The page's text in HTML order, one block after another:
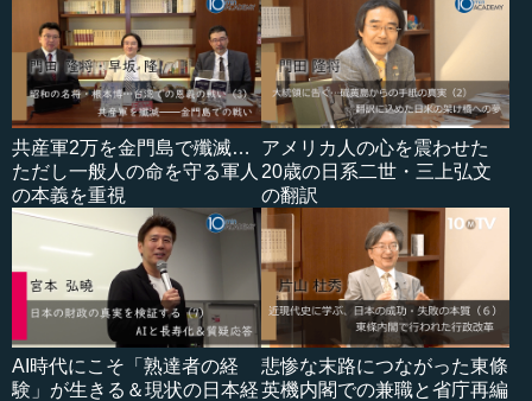
共産軍2万を金門島で殲滅…
ただし一般人の命を守る軍人
の本義を重視
アメリカ人の心を震わせた
20歳の日系二世・三上弘文
の翻訳
AI時代にこそ「熟達者の経
験」が生きる＆現状の日本経
悲惨な末路につながった東條
英機内閣での兼職と省庁再編